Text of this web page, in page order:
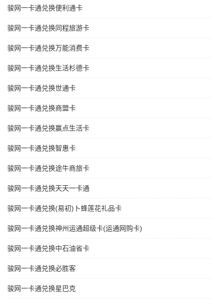
骏网一卡通兑换便利通卡
骏网一卡通兑换同程旅游卡
骏网一卡通兑换万能消费卡
骏网一卡通兑换生活杉德卡
骏网一卡通兑换世通卡
骏网一卡通兑换商盟卡
骏网一卡通兑换赢点生活卡
骏网一卡通兑换智惠卡
骏网一卡通兑换途牛商旅卡
骏网一卡通兑换天天一卡通
骏网一卡通兑换(易初)卜蜂莲花礼品卡
骏网一卡通兑换神州运通超级卡(运通网购卡)
骏网一卡通兑换中石油省卡
骏网一卡通兑换必胜客
骏网一卡通兑换星巴克